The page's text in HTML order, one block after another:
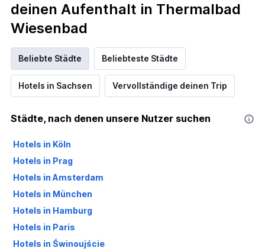
deinen Aufenthalt in Thermalbad
Wiesenbad
Beliebte Städte Beliebteste Städte
Hotels in Sachsen Vervollständige deinen Trip
Städte, nach denen unsere Nutzer suchen
Hotels in Köln
Hotels in Prag
Hotels in Amsterdam
Hotels in München
Hotels in Hamburg
Hotels in Paris
Hotels in Świnoujście